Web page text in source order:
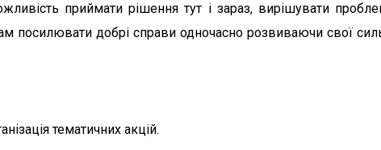
приймати рішення тут і зараз, вирішувати
посилювати добрі справи одночасно розвиваючи свої
тематичних акцій.